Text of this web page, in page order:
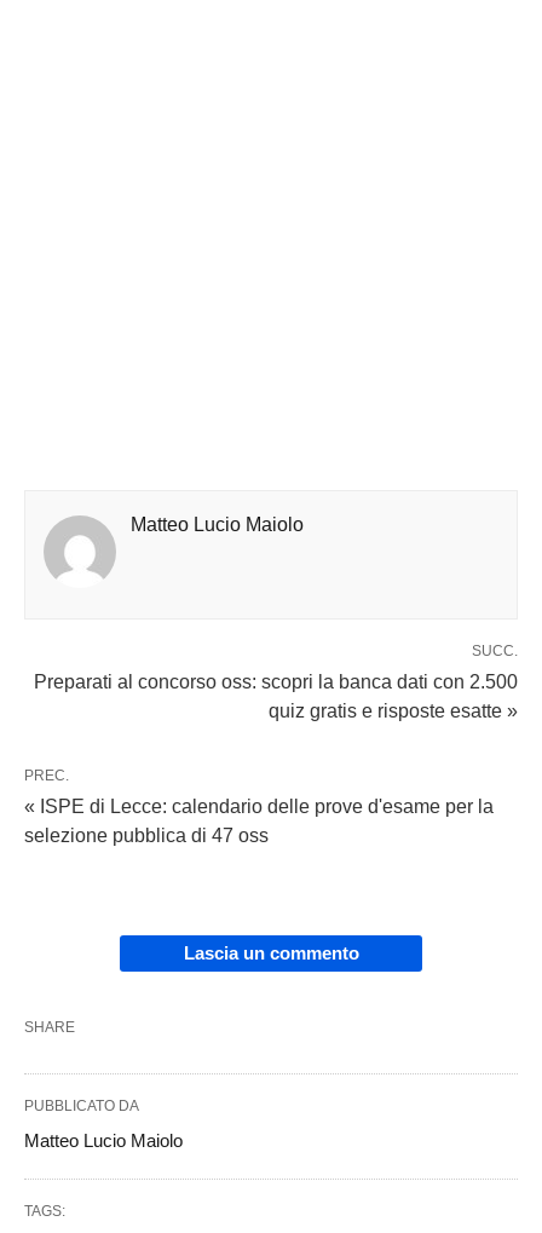
Matteo Lucio Maiolo
SUCC.
Preparati al concorso oss: scopri la banca dati con 2.500
quiz gratis e risposte esatte »
PREC.
« ISPE di Lecce: calendario delle prove d'esame per la
selezione pubblica di 47 oss
Lascia un commento
SHARE
PUBBLICATO DA
Matteo Lucio Maiolo
TAGS: